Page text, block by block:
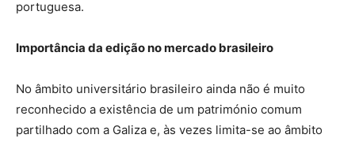
portuguesa.
Importância da edição no mercado brasileiro
No âmbito universitário brasileiro ainda não é muito
reconhecido a existência de um património comum
partilhado com a Galiza e, às vezes limita-se ao âmbito